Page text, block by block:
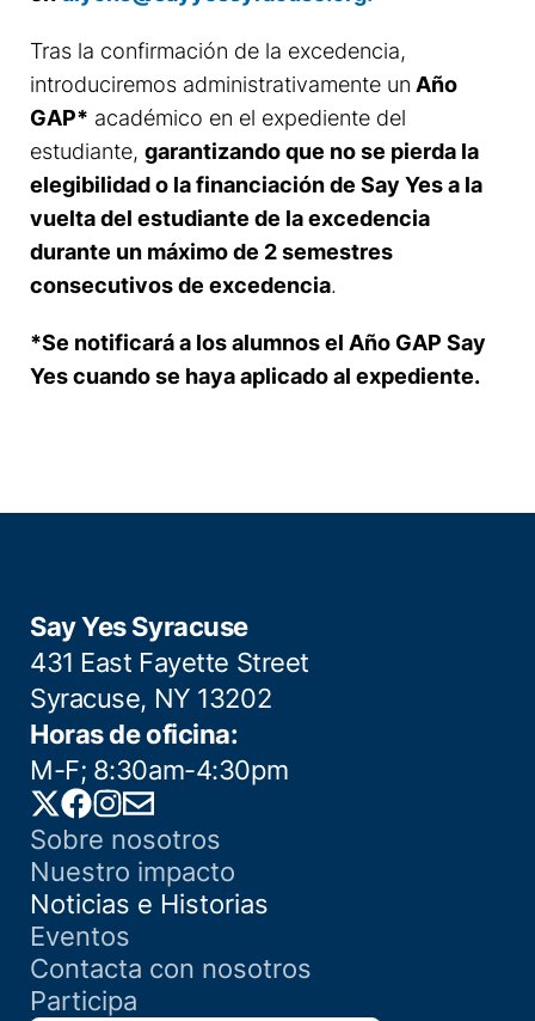
Tras la confirmación de la excedencia,
introduciremos administrativamente un Año
GAP* académico en el expediente del
estudiante, garantizando que no se pierda la
elegibilidad o la financiación de Say Yes a la
vuelta del estudiante de la excedencia
durante un máximo de 2 semestres
consecutivos de excedencia.
*Se notificará a los alumnos el Año GAP Say
Yes cuando se haya aplicado al expediente.
Say Yes Syracuse
431 East Fayette Street
Syracuse, NY 13202
Horas de oficina:
M-F; 8:30am-4:30pm
Twitter
Facebook
Instagram
Sobre nosotros
Nuestro impacto
Noticias e Historias
Eventos
Contacta con nosotros
Participa